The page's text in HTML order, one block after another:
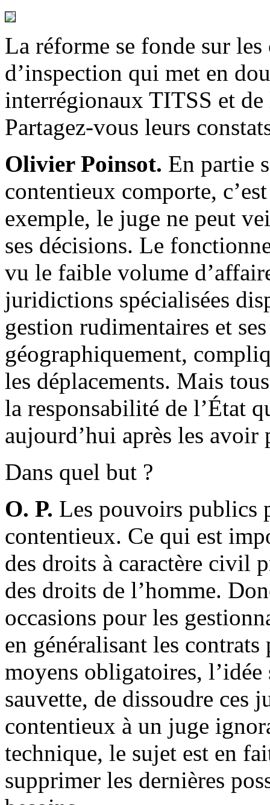
La réforme se fonde sur
d’inspection qui met en
interrégionaux TITSS et
Partagez-vous leurs
Olivier Poinsot. En partie
contentieux comporte,
exemple, le juge ne peut
ses décisions. Le
vu le faible volume
juridictions spécialisées
gestion rudimentaires et
géographiquement,
les déplacements. Mais
la responsabilité de l’État
aujourd’hui après les avoir
Dans quel but ?
O. P. Les pouvoirs publics
contentieux. Ce qui est
des droits à caractère civil
des droits de l’homme.
occasions pour les
en généralisant les
moyens obligatoires,
sauvette, de dissoudre ces
contentieux à un juge
technique, le sujet est en
supprimer les dernières